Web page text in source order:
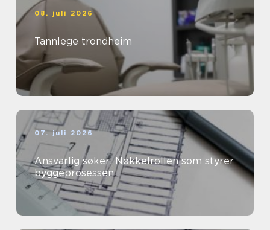
08. juli 2026
Tannlege trondheim
07. juli 2026
Ansvarlig søker: Nøkkelrollen som styrer
byggeprosessen